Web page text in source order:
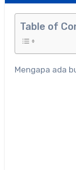
Table of
Mengapa ada